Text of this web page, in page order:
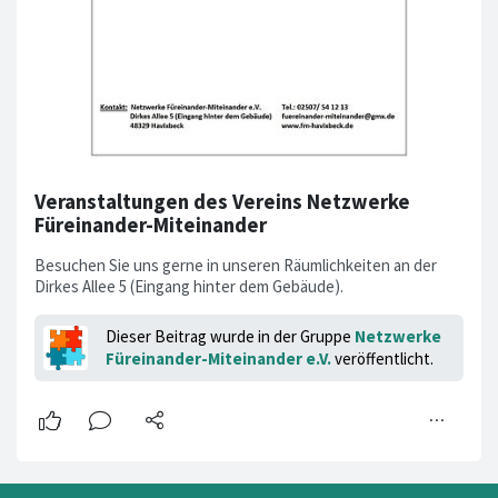
Veranstaltungen des Vereins Netzwerke
Füreinander-Miteinander
Besuchen Sie uns gerne in unseren Räumlichkeiten an der
Dirkes Allee 5 (Eingang hinter dem Gebäude).
Dieser Beitrag wurde in der Gruppe Netzwerke
Füreinander-Miteinander e.V.veröffentlicht.